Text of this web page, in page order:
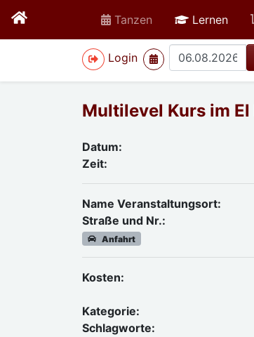
Tanzen Lernen
Login
>
Multilevel Kurs im El
Datum:
Zeit:
Name Veranstaltungsort:
Straße und Nr.:
Anfahrt
Kosten:
Kategorie:
Schlagworte: